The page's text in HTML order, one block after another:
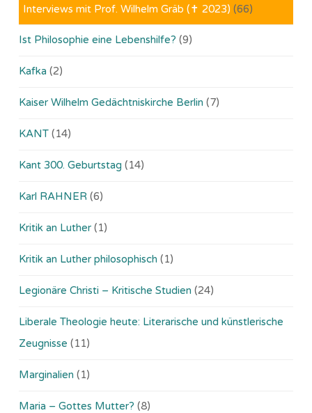
Interviews mit Prof. Wilhelm Gräb (✝ 2023) (66)
Ist Philosophie eine Lebenshilfe? (9)
Kafka (2)
Kaiser Wilhelm Gedächtniskirche Berlin (7)
KANT (14)
Kant 300. Geburtstag (14)
Karl RAHNER (6)
Kritik an Luther (1)
Kritik an Luther philosophisch (1)
Legionäre Christi – Kritische Studien (24)
Liberale Theologie heute: Literarische und künstlerische
Zeugnisse (11)
Marginalien (1)
Maria – Gottes Mutter? (8)